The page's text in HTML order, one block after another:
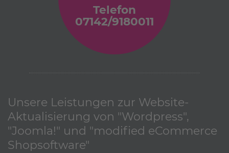
Telefon
07142/9180011
Unsere Leistungen zur Website-
Aktualisierung von "Wordpress",
"Joomla!" und "modified eCommerce
Shopsoftware"